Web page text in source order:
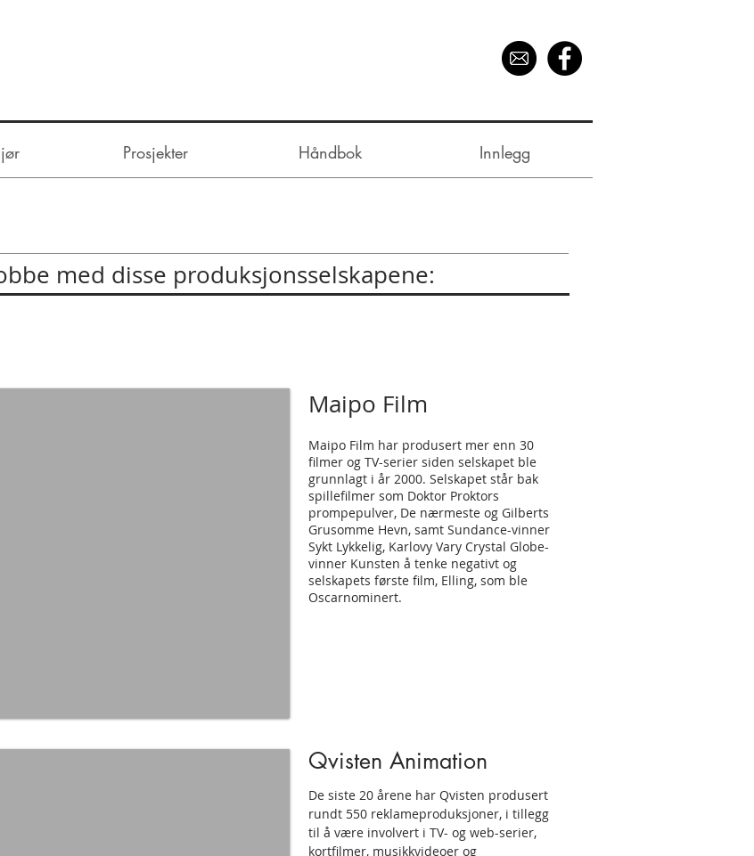
med disse produksjonsselskapene:
Maipo Film
Maipo Film har produsert mer enn 30
filmer og TV-serier siden selskapet ble
grunnlagt i år 2000. Selskapet står bak
spillefilmer som Doktor Proktors
prompepulver, De nærmeste og Gilberts
Grusomme Hevn, samt Sundance-vinner
Sykt Lykkelig, Karlovy Vary Crystal Globe-
vinner Kunsten å tenke negativt og
selskapets første film, Elling, som ble
Oscarnominert.
Qvisten Animation
De siste 20 årene har Qvisten produsert
rundt 550 reklameproduksjoner, i tillegg
til å være involvert i TV- og web-serier,
kortfilmer, musikkvideoer og
Prosjekter Håndbok Innlegg